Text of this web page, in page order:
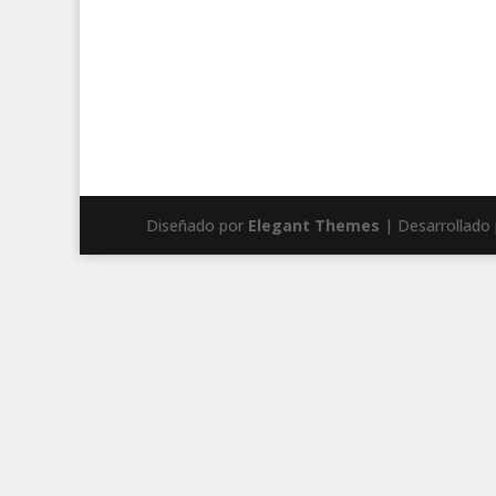
Diseñado por Elegant Themes | Desarrollado